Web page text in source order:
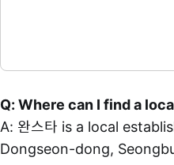
Q: Where can I find a
A: 완스타 is a local
Dongseon-dong,